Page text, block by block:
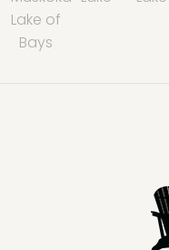
Lake of
Bays